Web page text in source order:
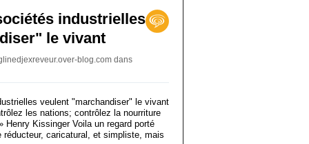
industrielles
le vivant
blog.com dans
les nations; contrôlez la nourriture
Henry Kissinger Voila un regard porté
caricatural, et simpliste, mais